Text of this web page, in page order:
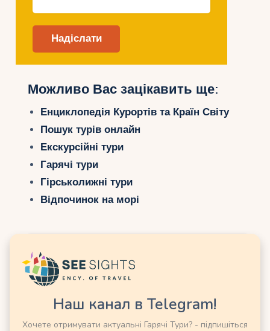
Можливо Вас зацікавить ще:
Енциклопедія Курортів та Країн Світу
Пошук турів онлайн
Екскурсійні тури
Гарячі тури
Гірськолижні тури
Відпочинок на морі
Казахстан
Немає категорій
Наш канал в Telegram!
Хочете отримувати актуальні Гарячі Тури? - підпишіться